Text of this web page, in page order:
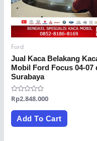
Ford
Jual Kaca Belakang
Mobil Ford Focus 04-07
Surabaya
Rated
out
Rp2.848.000
Add To Cart